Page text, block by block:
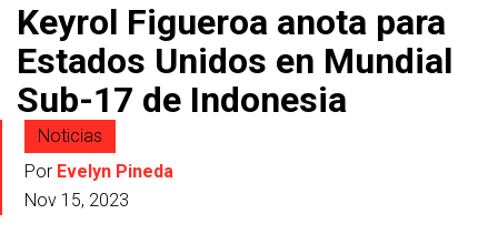
Keyrol Figueroa anota para
Estados Unidos en Mundial
Sub-17 de Indonesia
Noticias
Por Evelyn Pineda
Nov 15, 2023